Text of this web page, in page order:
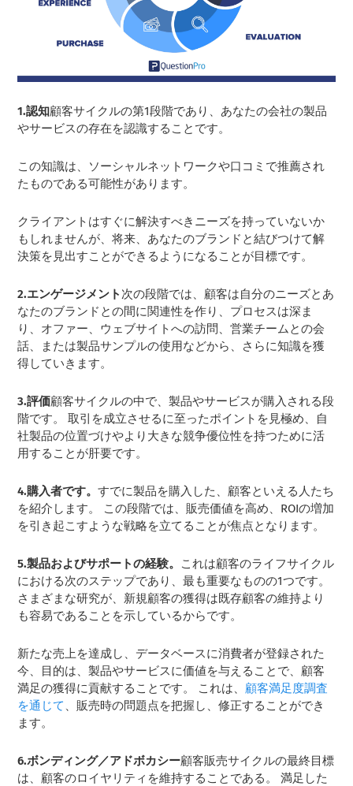
1.認知顧客サイクルの第1段階であり、あなたの会社の製品
やサービスの存在を認識することです。
この知識は、ソーシャルネットワークや口コミで推薦され
たものである可能性があります。
クライアントはすぐに解決すべきニーズを持っていないか
もしれませんが、将来、あなたのブランドと結びつけて解
決策を見出すことができるようになることが目標です。
2.エンゲージメント 次の段階では、顧客は自分のニーズとあ
なたのブランドとの間に関連性を作り、プロセスは深ま
り、オファー、ウェブサイトへの訪問、営業チームとの会
話、または製品サンプルの使用などから、さらに知識を獲
得していきます。
3.評価顧客サイクルの中で、製品やサービスが購入される段
階です。 取引を成立させるに至ったポイントを見極め、自
社製品の位置づけやより大きな競争優位性を持つために活
用することが肝要です。
4.購入者です。すでに製品を購入した、顧客といえる人たち
を紹介します。 この段階では、販売価値を高め、ROIの増加
を引き起こすような戦略を立てることが焦点となります。
5.製品およびサポートの経験。 これは顧客のライフサイクル
における次のステップであり、最も重要なものの1つです。
さまざまな研究が、新規顧客の獲得は既存顧客の維持より
も容易であることを示しているからです。
新たな売上を達成し、データベースに消費者が登録された
今、目的は、製品やサービスに価値を与えることで、顧客
満足の獲得に貢献することです。 これは、 顧客満足度調査
を通じて 、販売時の問題点を把握し、修正することができ
ます。
6.ボンディング／アドボカシー顧客販売サイクルの最終目標
は、顧客のロイヤリティを維持することである。 満足した